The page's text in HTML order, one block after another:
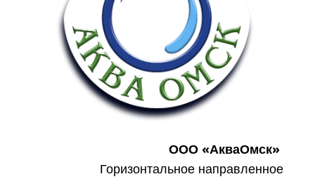
ООО «АкваОмск»
Горизонтальное направленное